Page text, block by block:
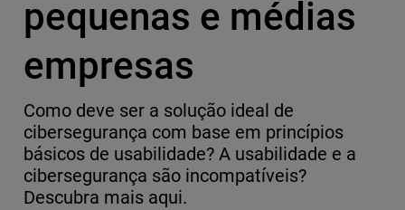
pequenas e médias
empresas
Como deve ser a solução ideal de
cibersegurança com base em princípios
básicos de usabilidade? A usabilidade e a
cibersegurança são incompatíveis?
Descubra mais aqui.